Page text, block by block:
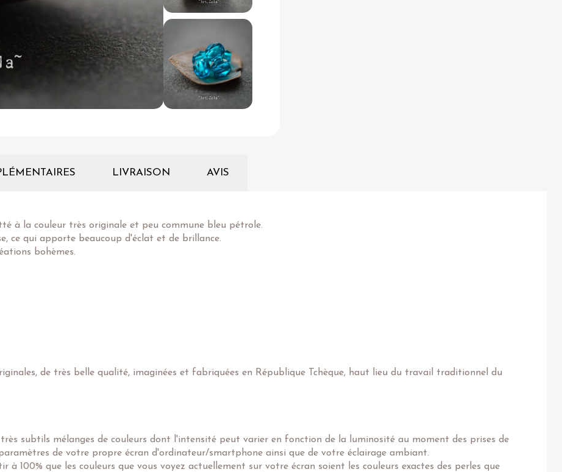
LIVRAISON AVIS
à la couleur très originale et peu commune bleu pétrole.
ce qui apporte beaucoup d'éclat et de brillance.
bohèmes.
de très belle qualité, imaginées et fabriquées en République Tchèque, haut lieu du travail traditionnel du
subtils mélanges de couleurs dont l'intensité peut varier en fonction de la luminosité au moment des prises de
de votre propre écran d'ordinateur/smartphone ainsi que de votre éclairage ambiant.
à 100% que les couleurs que vous voyez actuellement sur votre écran soient les couleurs exactes des perles que